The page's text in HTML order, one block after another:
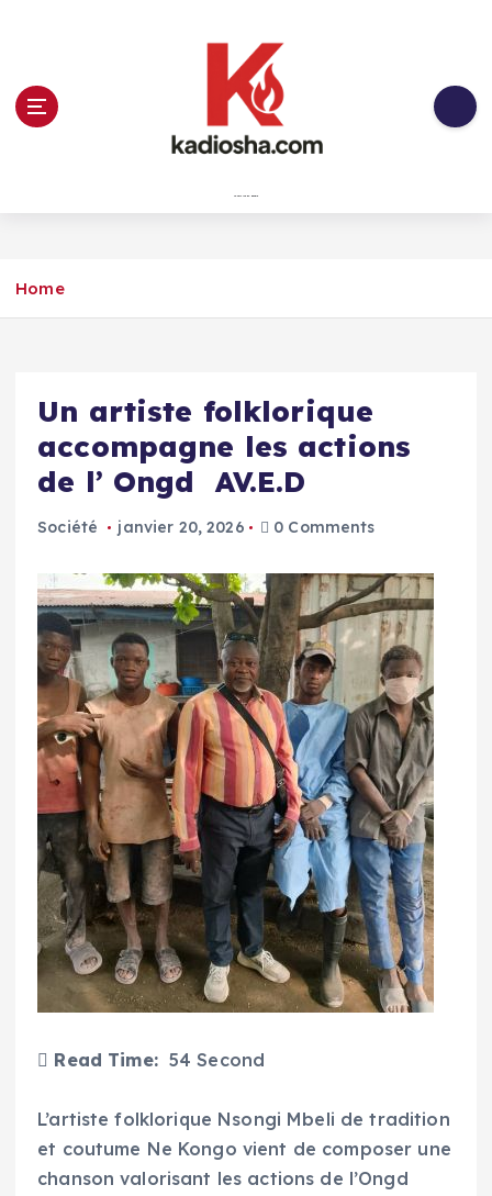
Au service du peuple
Home
‎Un artiste folklorique
accompagne les actions
de l’ Ongd AV.E.D
Société janvier 20, 2026 0 Comments
Read Time: 54 Second
L’artiste folklorique Nsongi Mbeli de tradition
et coutume Ne Kongo vient de composer une
chanson valorisant les actions de l’Ongd